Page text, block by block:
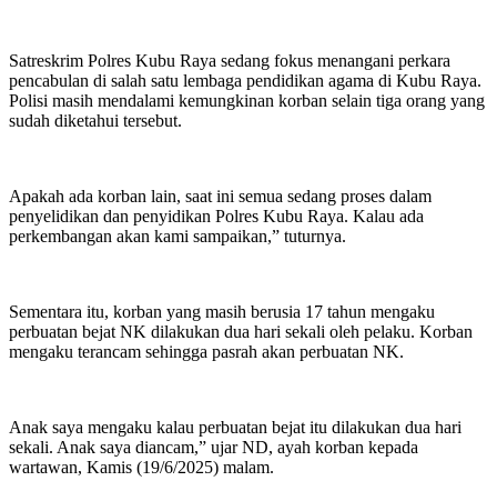
Satreskrim Polres Kubu Raya sedang fokus menangani perkara
pencabulan di salah satu lembaga pendidikan agama di Kubu Raya.
Polisi masih mendalami kemungkinan korban selain tiga orang yang
sudah diketahui tersebut.
Apakah ada korban lain, saat ini semua sedang proses dalam
penyelidikan dan penyidikan Polres Kubu Raya. Kalau ada
perkembangan akan kami sampaikan,” tuturnya.
Sementara itu, korban yang masih berusia 17 tahun mengaku
perbuatan bejat NK dilakukan dua hari sekali oleh pelaku. Korban
mengaku terancam sehingga pasrah akan perbuatan NK.
Anak saya mengaku kalau perbuatan bejat itu dilakukan dua hari
sekali. Anak saya diancam,” ujar ND, ayah korban kepada
wartawan, Kamis (19/6/2025) malam.